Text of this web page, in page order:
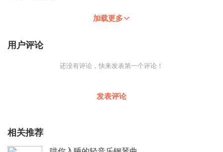
加载更多
用户评论
还没有评论，快来发表第一个评论！
发表评论
相关推荐